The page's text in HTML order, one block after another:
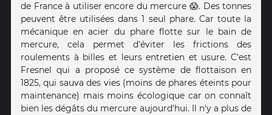
de France à utiliser encore du mercure 😱. Des tonnes
peuvent être utilisées dans 1 seul phare. Car toute la
mécanique en acier du phare flotte sur le bain de
mercure, cela permet d'éviter les frictions des
roulements à billes et leurs entretien et usure. C'est
Fresnel qui a proposé ce système de flottaison en
1825, qui sauva des vies (moins de phares éteints pour
maintenance) mais moins écologique car on connaît
bien les dégâts du mercure aujourd'hui. Il n'y a plus de